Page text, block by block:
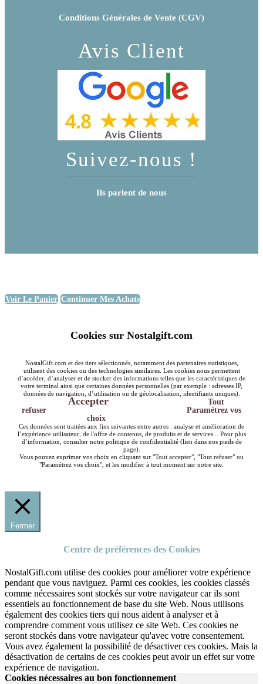
Conditions Générales de Vente (CGV)
Avis Client
Suivez-nous !
Ils parlent de nous
Voir Le Panier Continuer Mes Achats
Cookies sur Nostalgift.com
NostalGift.com et des tiers sélectionnés, notamment des partenaires statistiques,
utilisent des cookies ou des technologies similaires. Les cookies nous permettent
d’accéder, d’analyser et de stocker des informations telles que les caractéristiques de
votre terminal ainsi que certaines données personnelles (par exemple : adresses IP,
données de navigation, d’utilisation ou de géolocalisation, identifiants uniques).
Accepter
Tout
refuser
Paramétrez vos
choix
Ces données sont traitées aux fins suivantes entre autres : analyse et amélioration de
l’expérience utilisateur, de l'offre de contenus, de produits et de services... Pour plus
d’information, consulter notre politique de confidentialité (lien dans nos pieds de
page).
Vous pouvez exprimer vos choix en cliquant sur "Tout accepter", "Tout refuser" ou
"Paramétrez vos choix", et les modifier à tout moment sur notre site.
Fermer
Centre de préférences des Cookies
NostalGift.com utilise des cookies pour améliorer votre expérience
pendant que vous naviguez. Parmi ces cookies, les cookies classés
comme nécessaires sont stockés sur votre navigateur car ils sont
essentiels au fonctionnement de base du site Web. Nous utilisons
également des cookies tiers qui nous aident à analyser et à
comprendre comment vous utilisez ce site Web. Ces cookies ne
seront stockés dans votre navigateur qu'avec votre consentement.
Vous avez également la possibilité de désactiver ces cookies. Mais la
désactivation de certains de ces cookies peut avoir un effet sur votre
expérience de navigation.
Cookies nécessaires au bon fonctionnement